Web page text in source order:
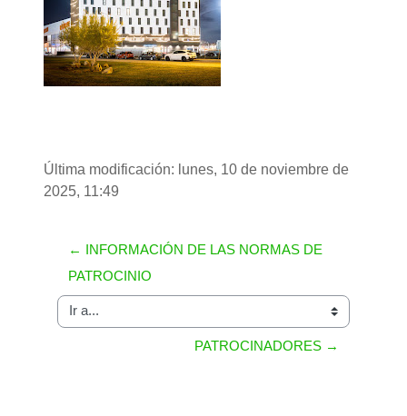
Última modificación: lunes, 10 de noviembre de
2025, 11:49
← INFORMACIÓN DE LAS NORMAS DE
PATROCINIO
Ir a...
PATROCINADORES →